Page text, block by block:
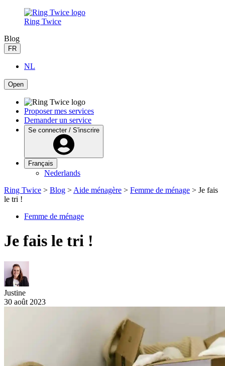
Ring Twice
Blog
FR
NL
Open
Proposer mes services
Demander un service
Se connecter / S'inscrire
Français
Nederlands
Ring Twice > Blog > Aide ménagère > Femme de ménage > Je fais
le tri !
Femme de ménage
Je fais le tri !
Justine
30 août 2023